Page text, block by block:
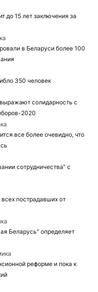
до 15 лет заключения за
в Беларуси более 100
350 человек
солидарность с
2020
все более очевидно, что
сотрудничества” с
пострадавших от
Беларусь" определяет
реформе и пока к